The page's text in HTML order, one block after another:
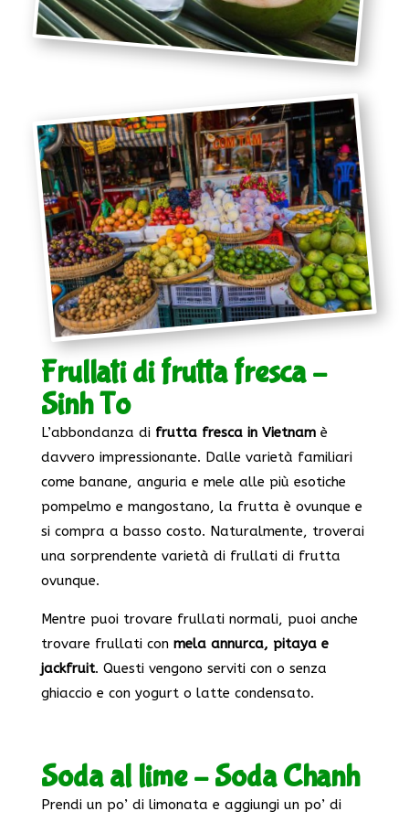
Frullati di frutta fresca –
Sinh To
L’abbondanza di frutta fresca in Vietnamè
davvero impressionante. Dalle varietà familiari
come banane, anguria e mele alle più esotiche
pompelmo e mangostano, la frutta è ovunque e
si compra a basso costo. Naturalmente, troverai
una sorprendente varietà di frullati di frutta
ovunque.
Mentre puoi trovare frullati normali, puoi anche
trovare frullati con mela annurca, pitaya e
jackfruit. Questi vengono serviti con o senza
ghiaccio e con yogurt o latte condensato.
Soda al lime – Soda Chanh
Prendi un po’ di limonata e aggiungi un po’ di